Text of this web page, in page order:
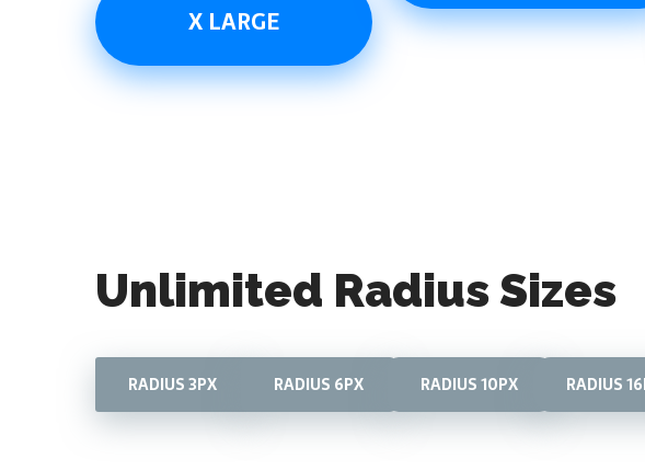
X LARGE
Unlimited Radius Sizes
RADIUS 3PX RADIUS 6PX RADIUS 10PX RADIUS